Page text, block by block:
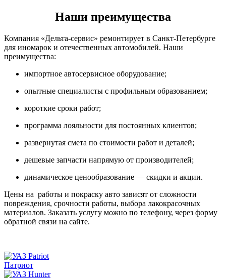
Наши преимущества
Компания «Дельта-сервис» ремонтирует в Санкт-Петербурге
для иномарок и отечественных автомобилей. Наши
преимущества:
импортное автосервисное оборудование;
опытные специалисты с профильным образованием;
короткие сроки работ;
программа лояльности для постоянных клиентов;
развернутая смета по стоимости работ и деталей;
дешевые запчасти напрямую от производителей;
динамическое ценообразование — скидки и акции.
Цены на работы и покраску авто зависят от сложности
повреждения, срочности работы, выбора лакокрасочных
материалов. Заказать услугу можно по телефону, через форму
обратной связи на сайте.
Патриот